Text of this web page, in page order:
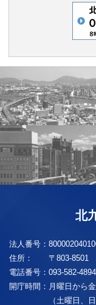
北
法人番号：
住所：
〒803-8501
電話番号： 093-582-
開庁時間： 月曜日から
（土曜日、